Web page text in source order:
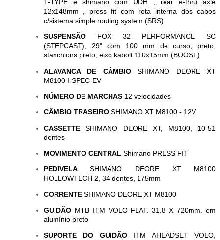
T-TYPE e shimano com UDH , rear e-thru axle
12x148mm , press fit com rota interna dos cabos
c/sistema simple routing system (SRS)
SUSPENSÃO FOX 32 PERFORMANCE SC
(STEPCAST), 29" com 100 mm de curso, preto,
stanchions preto, eixo kabolt 110x15mm (BOOST)
ALAVANCA DE CÂMBIOSHIMANO DEORE XT
M8100 I-SPEC-EV
NÚMERO DE MARCHAS 12 velocidades
CÂMBIO TRASEIRO SHIMANO XT M8100 - 12V
CASSETTESHIMANO DEORE XT, M8100, 10-51
dentes
MOVIMENTO CENTRAL Shimano PRESS FIT
PEDIVELASHIMANO DEORE XT M8100
HOLLOWTECH 2, 34 dentes, 175mm
CORRENTE SHIMANO DEORE XT M8100
GUIDÃO MTB ITM VOLO FLAT, 31,8 X 720mm, em
alumínio preto
SUPORTE DO GUIDÃO ITM AHEADSET VOLO,